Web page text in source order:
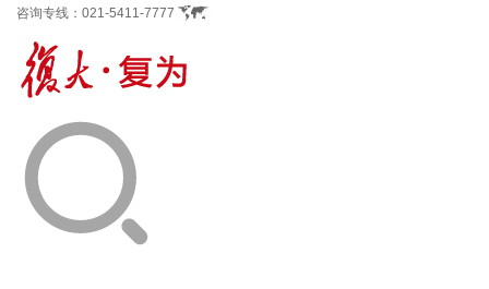
咨询专线： 021-5411-7777